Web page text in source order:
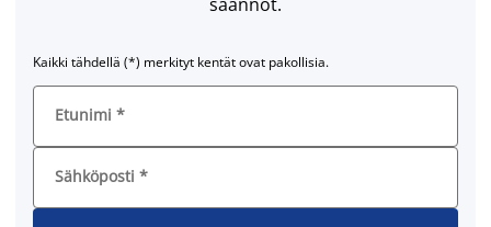
Kaikki tähdellä (*) merkityt kentät ovat pakollisia.
Etunimi *
Sähköposti *